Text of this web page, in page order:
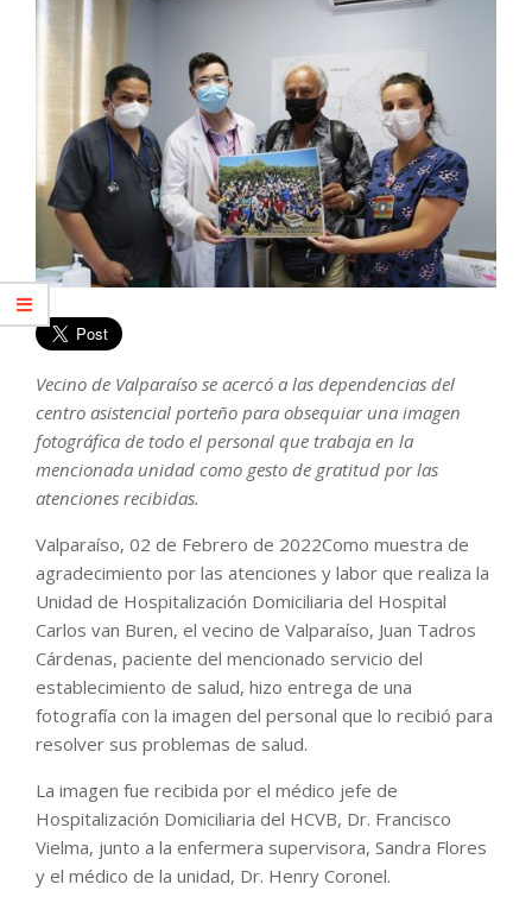
Vecino de Valparaíso se acercó a las dependencias del
centro asistencial porteño para obsequiar una imagen
fotográfica de todo el personal que trabaja en la
mencionada unidad como gesto de gratitud por las
atenciones recibidas.
Valparaíso, 02 de Febrero de 2022Como muestra de
agradecimiento por las atenciones y labor que realiza la
Unidad de Hospitalización Domiciliaria del Hospital
Carlos van Buren, el vecino de Valparaíso, Juan Tadros
Cárdenas, paciente del mencionado servicio del
establecimiento de salud, hizo entrega de una
fotografía con la imagen del personal que lo recibió para
resolver sus problemas de salud.
La imagen fue recibida por el médico jefe de
Hospitalización Domiciliaria del HCVB, Dr. Francisco
Vielma, junto a la enfermera supervisora, Sandra Flores
y el médico de la unidad, Dr. Henry Coronel.